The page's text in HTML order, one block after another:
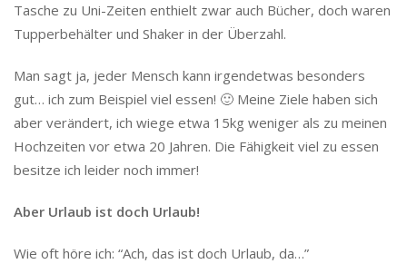
Tasche zu Uni-Zeiten enthielt zwar auch Bücher, doch waren
Tupperbehälter und Shaker in der Überzahl.
Man sagt ja, jeder Mensch kann irgendetwas besonders
gut… ich zum Beispiel viel essen! 🙂 Meine Ziele haben sich
aber verändert, ich wiege etwa 15kg weniger als zu meinen
Hochzeiten vor etwa 20 Jahren. Die Fähigkeit viel zu essen
besitze ich leider noch immer!
Aber Urlaub ist doch Urlaub!
Wie oft höre ich: “Ach, das ist doch Urlaub, da…”